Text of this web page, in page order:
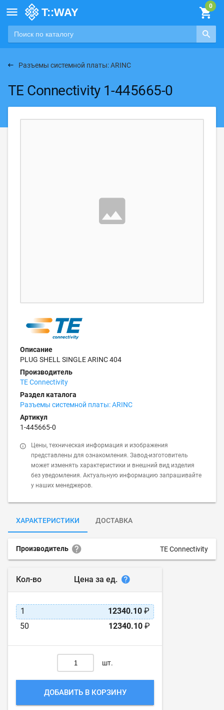

Разъемы системной платы: ARINC
TE Connectivity 1-445665-0
Описание
PLUG SHELL SINGLE ARINC 404
Производитель
TE Connectivity
Раздел каталога
Разъемы системной платы: ARINC
Артикул
1-445665-0
Цены, техническая информация и изображения
представлены для ознакомления. Завод-изготовитель
может изменять характеристики и внешний вид изделия
без уведомления. Актуальную информацию запрашивайте
у наших менеджеров.
ХАРАКТЕРИСТИКИ ДОСТАВКА
Производитель TE Connectivity
Кол-во Цена за ед.
1 12340.10 ₽
50
12340.10 ₽
шт.
ДОБАВИТЬ В КОРЗИНУ